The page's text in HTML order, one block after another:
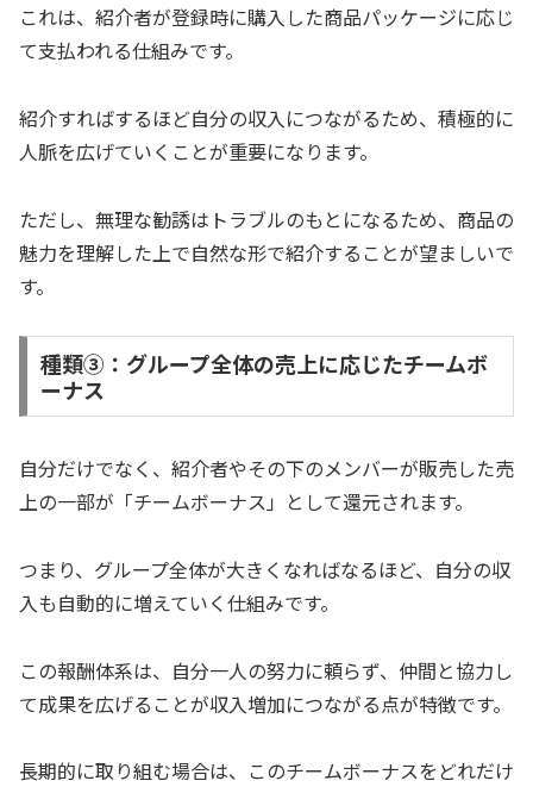
これは、紹介者が登録時に購入した商品パッケージに応じ
て支払われる仕組みです。
紹介すればするほど自分の収入につながるため、積極的に
人脈を広げていくことが重要になります。
ただし、無理な勧誘はトラブルのもとになるため、商品の
魅力を理解した上で自然な形で紹介することが望ましいで
す。
種類➂：グループ全体の売上に応じたチームボ
ーナス
自分だけでなく、紹介者やその下のメンバーが販売した売
上の一部が「チームボーナス」として還元されます。
つまり、グループ全体が大きくなればなるほど、自分の収
入も自動的に増えていく仕組みです。
この報酬体系は、自分一人の努力に頼らず、仲間と協力し
て成果を広げることが収入増加につながる点が特徴です。
長期的に取り組む場合は、このチームボーナスをどれだけ